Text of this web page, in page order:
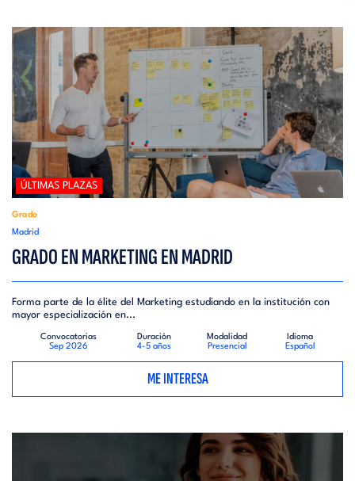
ÚLTIMAS PLAZAS
Grado
Madrid
GRADO EN MARKETING EN MADRID
Forma parte de la élite del Marketing estudiando en la institución con
mayor especialización en...
Convocatorias
Sep 2026
Duración
4-5 años
Modalidad
Presencial
Idioma
Español
ME INTERESA